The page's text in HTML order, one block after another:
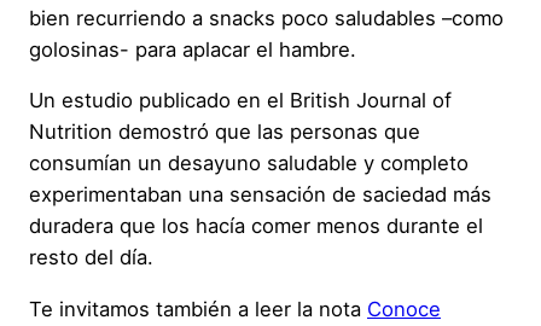
bien recurriendo a snacks poco saludables –como
golosinas- para aplacar el hambre.
Un estudio publicado en el British Journal of
Nutrition demostró que las personas que
consumían un desayuno saludable y completo
experimentaban una sensación de saciedad más
duradera que los hacía comer menos durante el
resto del día.
Te invitamos también a leer la nota Conoce